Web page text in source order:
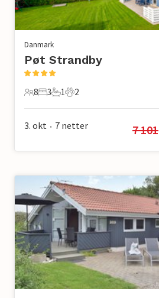
Danmark
Pøt Strandby
8 Gjester
8
3 Soverom
3
1 Bad
1
2 Kjæledyr
2
3. okt • 7 netter 7 101